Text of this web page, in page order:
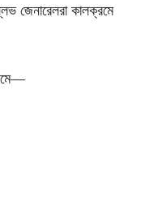
জেনারেলরা কালক্রমে